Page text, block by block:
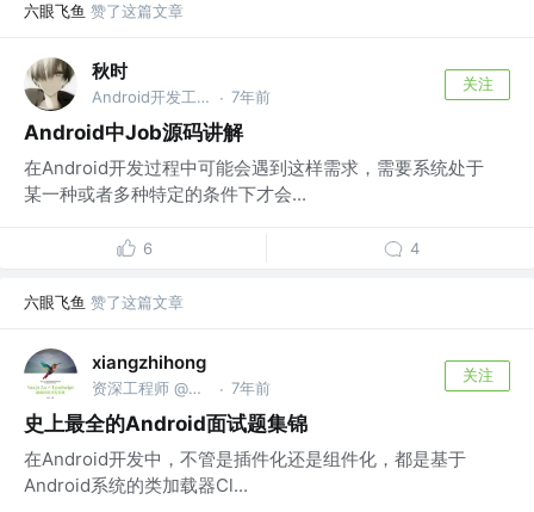
六眼飞鱼 赞了这篇文章
秋时
Android开发工程师 · 7年前
关注
Android中Job源码讲解
在Android开发过程中可能会遇到这样需求，需要系统处于
某一种或者多种特定的条件下才会...
6 4
六眼飞鱼 赞了这篇文章
xiangzhihong
资深工程师 @小米 · 7年前
关注
史上最全的Android面试题集锦
在Android开发中，不管是插件化还是组件化，都是基于
Android系统的类加载器Cl...